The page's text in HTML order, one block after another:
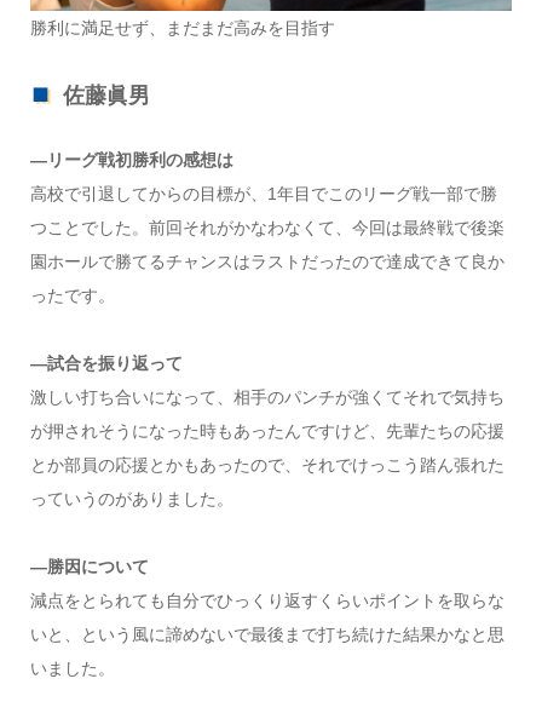
勝利に満足せず、まだまだ高みを目指す
佐藤眞男
―リーグ戦初勝利の感想は
高校で引退してからの目標が、1年目でこのリーグ戦一部で勝
つことでした。前回それがかなわなくて、今回は最終戦で後楽
園ホールで勝てるチャンスはラストだったので達成できて良か
ったです。
―試合を振り返って
激しい打ち合いになって、相手のパンチが強くてそれで気持ち
が押されそうになった時もあったんですけど、先輩たちの応援
とか部員の応援とかもあったので、それでけっこう踏ん張れた
っていうのがありました。
―勝因について
減点をとられても自分でひっくり返すくらいポイントを取らな
いと、という風に諦めないで最後まで打ち続けた結果かなと思
いました。